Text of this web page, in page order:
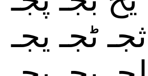
ثجـ ٹجـ يجـ